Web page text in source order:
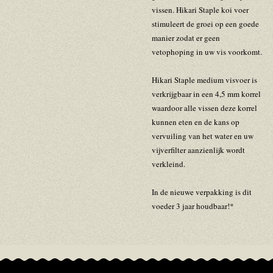
vissen. Hikari Staple koi voer
stimuleert de groei op een goede
manier zodat er geen
vetophoping in uw vis voorkomt.
Hikari Staple medium visvoer is
verkrijgbaar in een 4,5 mm korrel
waardoor alle vissen deze korrel
kunnen eten en de kans op
vervuiling van het water en uw
vijverfilter aanzienlijk wordt
verkleind.
In de nieuwe verpakking is dit
voeder 3 jaar houdbaar!*